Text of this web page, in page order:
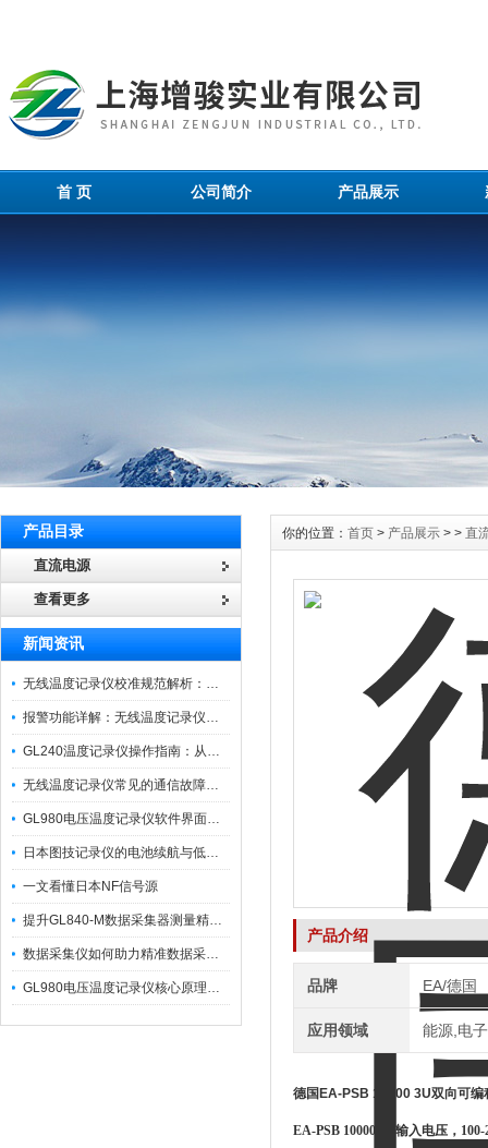
首 页 公司简介 产品展示
产品目录
直流电源
查看更多
新闻资讯
无线温度记录仪校准规范解析：从多点比对到不确定度评定的实操流程
报警功能详解：无线温度记录仪的阈值设定与通知机制
GL240温度记录仪操作指南：从开箱、接线到数据导出的标准化流程
无线温度记录仪常见的通信故障诊断与排除指南
GL980电压温度记录仪软件界面功能与使用技巧
日本图技记录仪的电池续航与低功耗模式适用场景分析
一文看懂日本NF信号源
提升GL840-M数据采集器测量精度的操作秘籍
数据采集仪如何助力精准数据采集与分析？​
GL980电压温度记录仪核心原理及行业应用
你的位置： 首页 > 产品展示 > > 直
产品介绍
品牌 EA/德国
应用领域 能源,电
德国 EA-PSB 10000 3U双向可编
EA-PSB 10000 2U输入电压，